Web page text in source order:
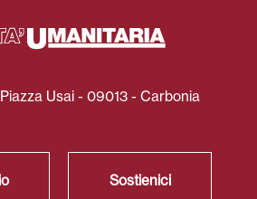
Usai - 09013 - Carbonia
Sostienici